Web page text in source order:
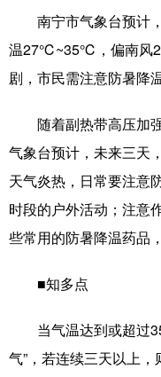
辽宁 吉林
浙江 安
山东 河南
广东 广
四川 贵州
陕西 甘
新疆 内蒙
English
南宁市气象台预计，
温27℃~35℃，偏南风2
剧，市民需注意防暑降温
随着副热带高压加强
气象台预计，未来三天
天气炎热，日常要注意
时段的户外活动；注意
些常用的防暑降温药品
■知多点
当气温达到或超过
气”，若连续三天以上，